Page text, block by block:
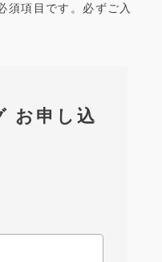
須項目です。必ずご入
お申し込